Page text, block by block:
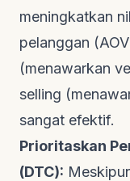
meningkatkan
pelanggan
(menawarkan
selling
sangat efektif.
Prioritaskan
(DTC):